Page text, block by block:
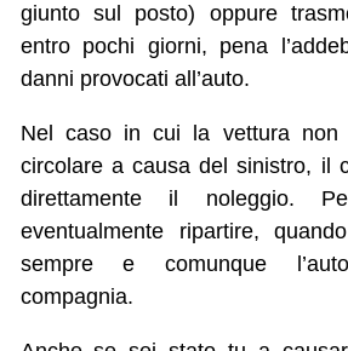
giunto sul posto) oppure
entro pochi giorni, pena
danni provocati all’auto.
Nel caso in cui la vettura non
circolare a causa del sinistro, il
direttamente il noleggio.
eventualmente ripartire,
sempre e comunque
compagnia.